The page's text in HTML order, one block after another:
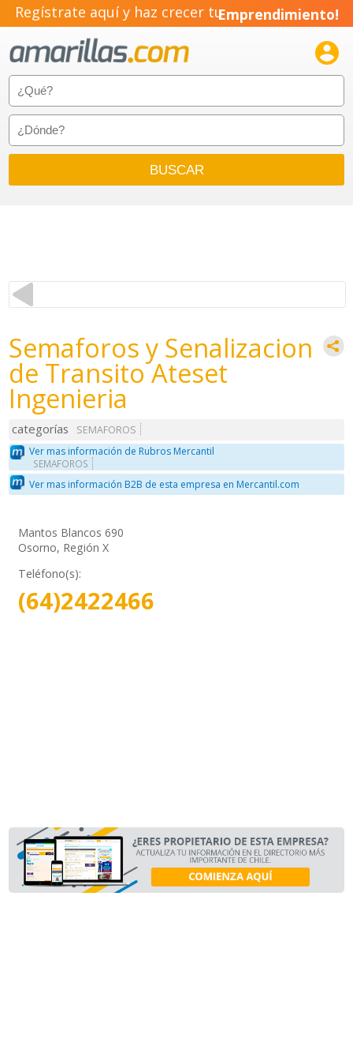
Regístrate aquí y haz crecer tuEmprendimiento!

Semaforos y Senalizacion
de Transito Ateset
Ingenieria
categorías
SEMAFOROS
Ver mas información de Rubros Mercantil
SEMAFOROS
Ver mas información B2B de esta empresa en Mercantil.com
Mantos Blancos 690
Osorno, Región X
Teléfono(s):
(64)2422466